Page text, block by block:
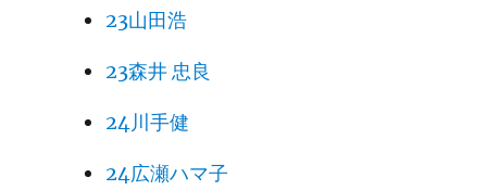
23山田浩
23森井 忠良
24川手健
24広瀬ハマ子